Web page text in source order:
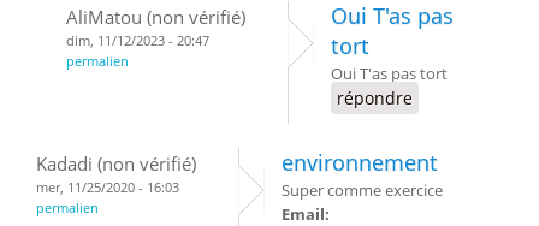
AliMatou (non vérifié)
dim, 11/12/2023 - 20:47
permalien
Oui T'as pas
tort
Oui T'as pas tort
répondre
Kadadi (non vérifié)
mer, 11/25/2020 - 16:03
permalien
environnement
Super comme exercice
Email: